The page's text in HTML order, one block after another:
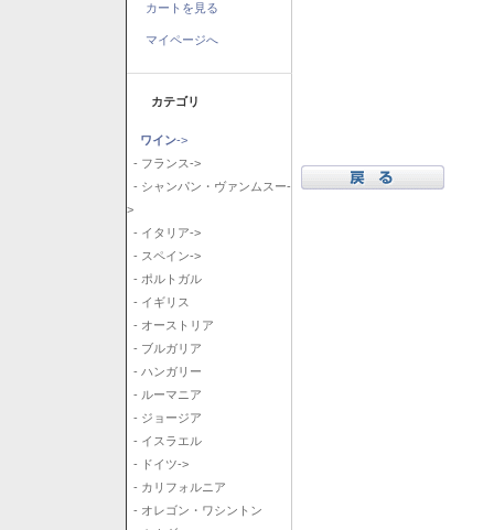
カートを見る
マイページへ
カテゴリ
ワイン->
- フランス->
- シャンパン・ヴァンムスー-
>
- イタリア->
- スペイン->
- ポルトガル
- イギリス
- オーストリア
- ブルガリア
- ハンガリー
- ルーマニア
- ジョージア
- イスラエル
- ドイツ->
- カリフォルニア
- オレゴン・ワシントン